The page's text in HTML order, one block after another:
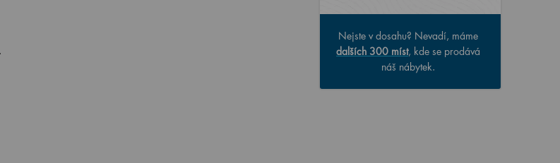
Nejste v dosahu? Nevadí, máme
dalších 300 míst, kde se prodává
náš nábytek.